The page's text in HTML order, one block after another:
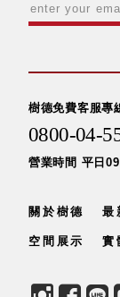
樹德免費客服專
0800-04-
營業時間 平日
關於樹德 最
空間展示 實